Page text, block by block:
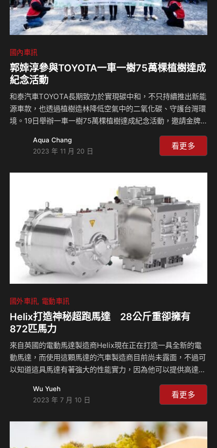
國內車訊
郭婞淳參與TOYOTA一車一樹75萬棵植樹達成
紀念活動
和泰汽車TOYOTA長期致力於實現碳中和，不只持續推出新能
源車款，也透過植樹造林降低空氣中的二氧化碳、守護台灣環
境。19日舉辦一車一樹75萬棵植樹達成紀念活動，邀請金牌
民眾共300人共襄盛舉，於桃園石門水庫周邊共同種下3,000
株山黃梔樹苗，集結眾人的力量實踐環境永續，為減碳盡一份
自然保育署(原行政院林務局)與慈心有機農業發展基金會，著
手進行植樹減碳計畫，並成功將造林經驗擴展至台澎金馬沿
岸，種植後更進行長達三年的護樹計畫，成功使苗…
Aqua Chang
2023 年 11 月 20 日
看更多
國外車訊 電動車訊
Helix打造神秘超跑馬達 28公斤重卻擁有
872匹馬力
來自英國的電動馬達製造商Helix現在正在打造一具全新的電
動馬達，而使用這顆馬達的汽車製造商目前尚未露面，不過可
以知道這具馬達有著強大的性能實力，因為他可以提供高達
該公司有史以來生產過最強大的電動馬達，如果搭載於車輛當
中將會讓人驚艷。 這顆名為SPX177的電動馬達是由Helix當
品項目，因此這顆馬達有著這麼強大的表現一點也不意外，而
馬達的開發是由Derek Jordanou-Bailey領導，這名工程師先
Wu Yueh
2023 年 7 月 10 日
看更多